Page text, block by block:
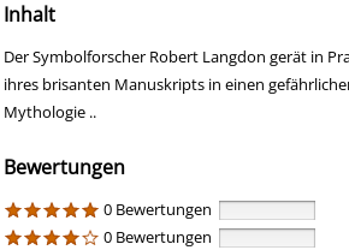
Inhalt
Der Symbolforscher Robert Langdon gerät in
ihres brisanten Manuskripts in einen
Mythologie ..
Bewertungen
0 Bewertungen
0 Bewertungen